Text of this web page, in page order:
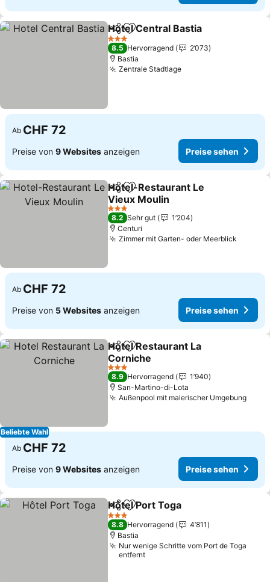
TeilenZu Favoriten hinzufügen
Hotel Central Bastia
3 Sterne
8.5 Hervorragend
2’073
Bastia
Zentrale Stadtlage
Ab CHF 72
Preise von 9 Websites anzeigen Preise sehen
TeilenZu Favoriten hinzufügen
Hotel-Restaurant Le
Vieux Moulin
3 Sterne
8.2 Sehr gut
1’204
Centuri
Zimmer mit Garten- oder Meerblick
Ab CHF 72
Preise von 5 Websites anzeigen Preise sehen
Beliebte Wahl
TeilenZu Favoriten hinzufügen
Hotel Restaurant La
Corniche
3 Sterne
8.9 Hervorragend
1’940
San-Martino-di-Lota
Außenpool mit malerischer Umgebung
Ab CHF 72
Preise von 9 Websites anzeigen Preise sehen
TeilenZu Favoriten hinzufügen
Hôtel Port Toga
3 Sterne
8.8 Hervorragend
4’811
Bastia
Nur wenige Schritte vom Port de Toga
entfernt